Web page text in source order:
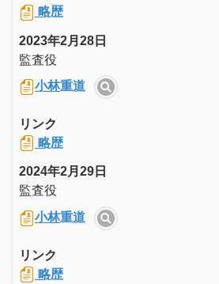
略歴
2023年2月28日
監査役
小林重道
リンク
略歴
2024年2月29日
監査役
小林重道
リンク
略歴